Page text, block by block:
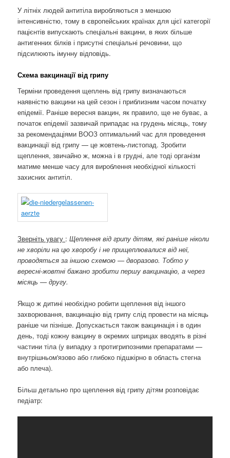
У літніх людей антитіла виробляються з меншою
інтенсивністю, тому в європейських країнах для цієї категорії
пацієнтів випускають спеціальні вакцини, в яких більше
антигенних білків і присутні спеціальні речовини, що
підсилюють імунну відповідь.
Схема вакцинації від грипу
Терміни проведення щеплень від грипу визначаються
наявністю вакцини на цей сезон і приблизним часом початку
епідемії. Раніше вересня вакцин, як правило, ще не буває, а
початок епідемії зазвичай припадає на грудень місяць, тому
за рекомендаціями ВООЗ оптимальний час для проведення
вакцинації від грипу — це жовтень-листопад. Зробити
щеплення, звичайно ж, можна і в грудні, але тоді організм
матиме менше часу для вироблення необхідної кількості
захисних антитіл.
Зверніть увагу :Щеплення від грипу дітям, які раніше ніколи
не хворіли на цю хворобу і не прищеплювалися від неї,
проводяться за іншою схемою — дворазово. Тобто у
вересні-жовтні бажано зробити першу вакцинацію, а через
місяць — другу.
Якщо ж дитині необхідно робити щеплення від іншого
захворювання, вакцинацію від грипу слід провести на місяць
раніше чи пізніше. Допускається також вакцинація і в один
день, тоді кожну вакцину в окремих шприцах вводять в різні
частини тіла (у випадку з протигрипозними препаратами —
внутрішньом'язово або глибоко підшкірно в область стегна
або плеча).
Більш детально про щеплення від грипу дітям розповідає
педіатр: